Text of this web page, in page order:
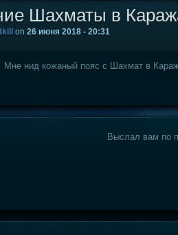
Шахматы в
on26 июня 2018 - 20:31
Мне нид кожаный пояс с Шахмат в
Выслал вам по